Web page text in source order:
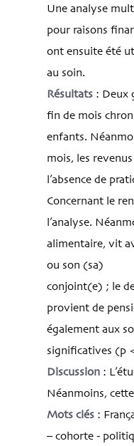
Une analyse
pour raisons
ont ensuite été
au soin.
Résultats : Deux
fin de mois
enfants.
mois, les
l’absence de
Concernant le
l’analyse.
alimentaire, vit
ou son (sa)
conjoint(e) ; le
provient de
également aux
significatives (p
Discussion :
Néanmoins,
Mots clés :
– cohorte -